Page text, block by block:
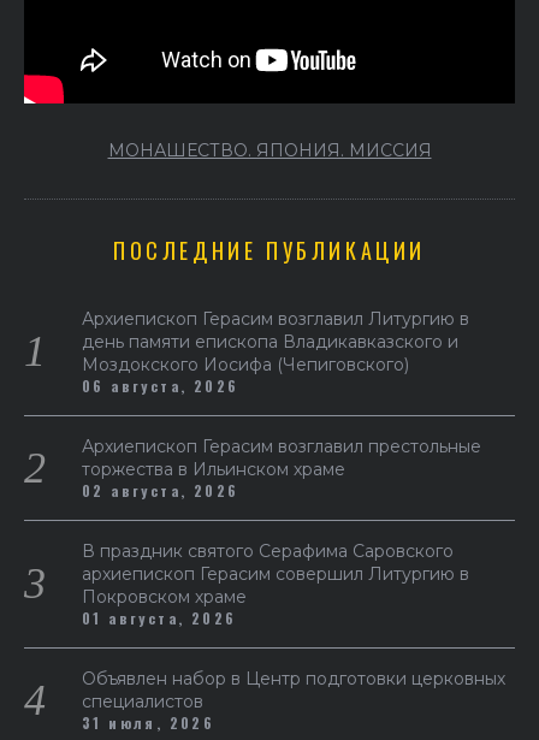
МОНАШЕСТВО. ЯПОНИЯ. МИССИЯ
ПОСЛЕДНИЕ ПУБЛИКАЦИИ
Архиепископ Герасим возглавил Литургию в
день памяти епископа Владикавказского и
Моздокского Иосифа (Чепиговского)
06 августа, 2026
Архиепископ Герасим возглавил престольные
торжества в Ильинском храме
02 августа, 2026
В праздник святого Серафима Саровского
архиепископ Герасим совершил Литургию в
Покровском храме
01 августа, 2026
Объявлен набор в Центр подготовки церковных
специалистов
31 июля, 2026